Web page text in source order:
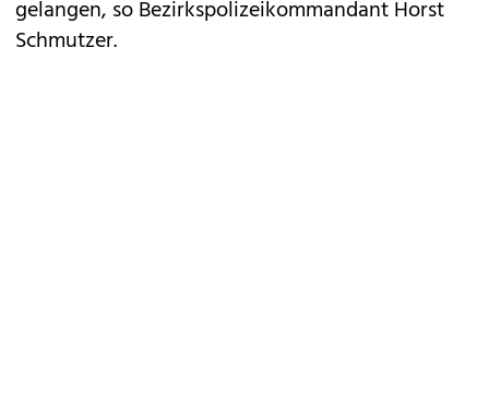
gelangen, so Bezirkspolizeikommandant Horst
Schmutzer.